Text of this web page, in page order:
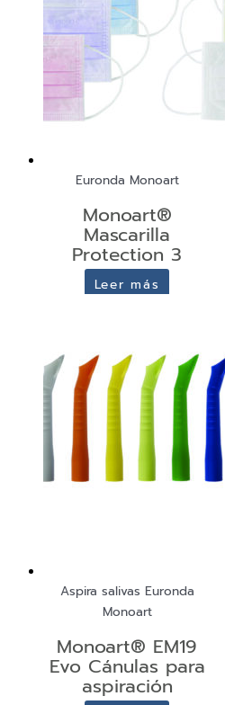
Euronda Monoart
Monoart®
Mascarilla
Protection 3
Leer más
Aspira salivas Euronda
Monoart
Monoart® EM19
Evo Cánulas para
aspiración